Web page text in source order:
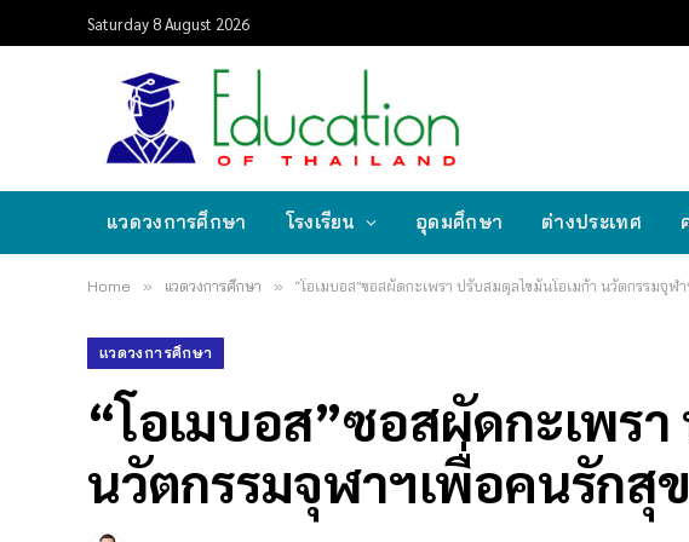
Saturday 8 August 2026
แวดวงการศึกษา โรงเรียน อุดมศึกษา ต่างประเทศ
Home » แวดวงการศึกษา » “โอเมบอส”ซอสผัดกะเพรา ปรับสมดุลไขมันโอเมก้า นวัตกรรมจุฬ
แวดวงการศึกษา
“โอเมบอส”ซอสผัดกะเพร
นวัตกรรมจุฬาฯเพื่อคนรักสุ